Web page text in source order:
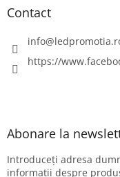
Contact
info@
https://
Abonare la
Introduceţi adresa
informaţii despre